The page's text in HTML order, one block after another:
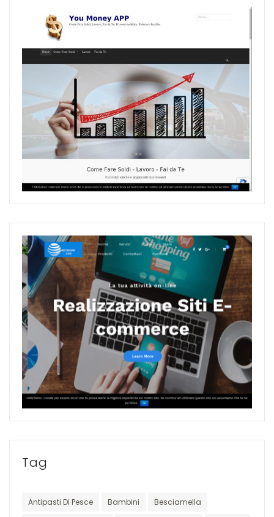
Tag
Antipasti Di Pesce Bambini Besciamella